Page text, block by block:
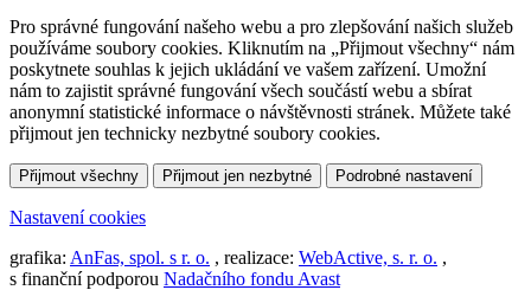
Pro správné fungování našeho webu a pro zlepšování našich služeb
používáme soubory cookies. Kliknutím na „Přijmout všechny“ nám
poskytnete souhlas k jejich ukládání ve vašem zařízení. Umožní
nám to zajistit správné fungování všech součástí webu a sbírat
anonymní statistické informace o návštěvnosti stránek. Můžete také
přijmout jen technicky nezbytné soubory cookies.
Přijmout všechny Přijmout jen nezbytné Podrobné nastavení
Nastavení cookies
grafika: AnFas, spol. s r. o. , realizace: WebActive, s. r. o. ,
s finanční podporou Nadačního fondu Avast